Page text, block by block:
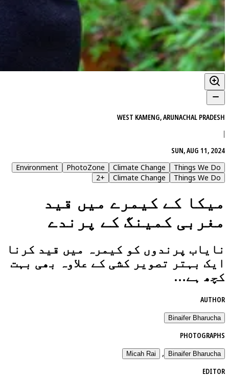
WEST KAMENG, ARUNACHAL PRADESH
|
SUN, AUG 11, 2024
Things We Do
Climate Change
PhotoZone
Environment
Things We Do
Climate Change
+
2
میکا کے کیمرے میں قید
مغربی کمینگ کے پرندے
نایاب پرندوں کو کیمرہ میں قید کرنا
ایک بہتر تصویر کشی کے علاوہ بھی بہت
کچھ ہے…
AUTHOR
Binaifer Bharucha
PHOTOGRAPHS
Binaifer Bharucha
,
Micah Rai
EDITOR